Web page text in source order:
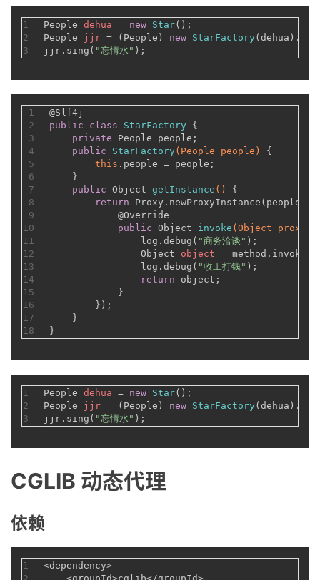
1
2
3
People dehua = new Star();
People
jjr = (People) new StarFactory
jjr.sing( "忘情水" );
1
2
3
4
5
6
7
8
9
10
11
12
13
14
15
16
17
18
@Slf4j
public
class StarFactory {
private People people;
public
StarFactory (People people)
{
this .people = people;
    }
public Object getInstance ()
{
return
@Override
public Object invoke (Object proxy,
                log.debug(
"商务洽谈" );
Object
object =
                log.debug(
"收工打钱" );
return object;
            }
        });
    }
}
1
2
3
People dehua = new Star();
People
jjr = (People) new StarFactory
jjr.sing( "忘情水" );
CGLIB 动态代理
依赖
1
<dependency>